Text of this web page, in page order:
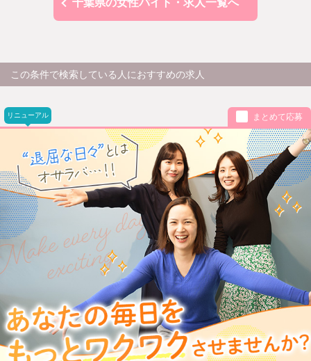
この条件で検索している人におすすめの求人
リニューアル まとめて応募